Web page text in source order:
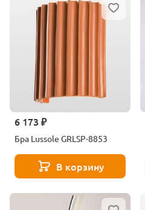
6 173 ₽
Бра Lussole GRLSP-8853
В корзину